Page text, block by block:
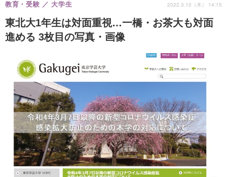
東北大1年生は対面重視…一橋・お茶大も対面
進める 3枚目の写真・画像
教育・受験 大学生 2022.3.10（木） 14:15